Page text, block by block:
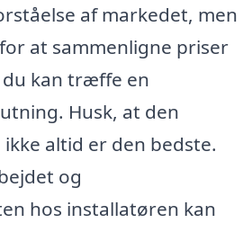
af markedet, men
at sammenligne priser
du kan træffe en
Husk, at den
altid er den bedste.
og
hos installatøren kan